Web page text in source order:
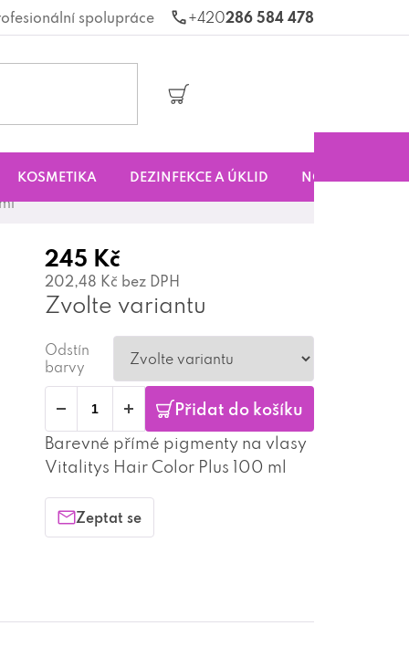
286 584 478
spolupráce
Nákupní
KOSMETIKA DEZINFEKCE A ÚKLID NOVINKY
245 Kč
202,48 Kč bez DPH
Zvolte variantu
Odstín
barvy
Přidat do košíku
Barevné přímé pigmenty na vlasy
Vitalitys Hair Color Plus 100 ml
Zeptat se